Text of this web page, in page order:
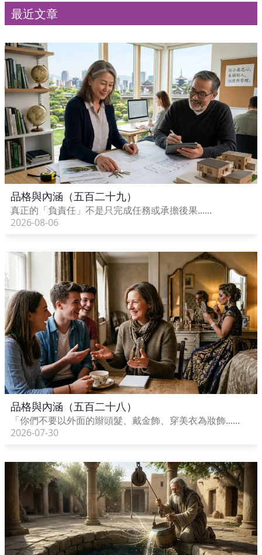
最近文章
品格與內涵（五百二十九）
真正的「負責任」不是只完成任務或承擔後果......
2026-08-06
品格與內涵（五百二十八）
「你們不要以外面的辮頭髮、戴金飾、穿美衣為妝飾......
2026-07-30